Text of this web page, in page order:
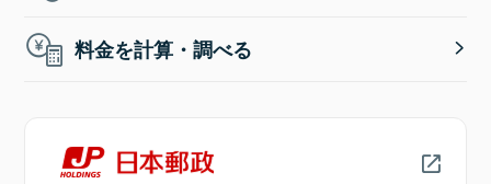
料金を計算・調べる